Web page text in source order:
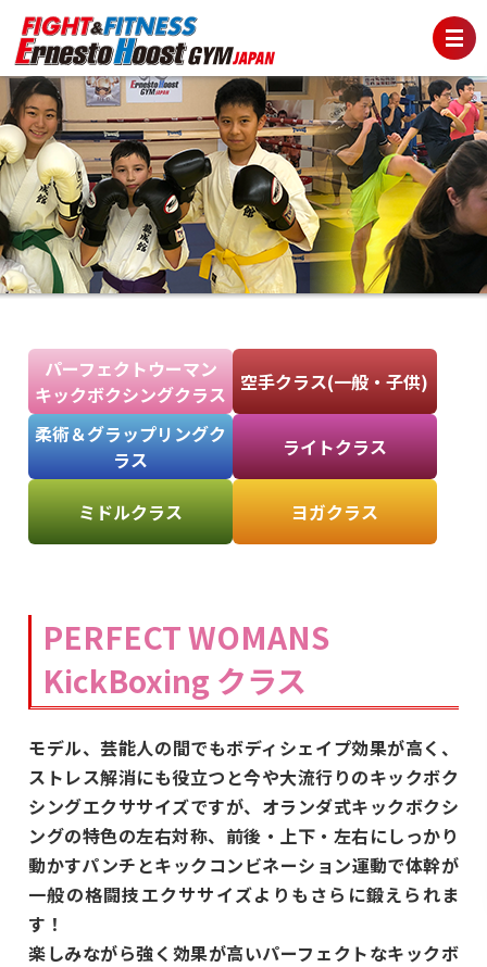
パーフェクトウーマン
キックボクシングクラス
空手クラス(一般・子供)
柔術＆グラップリングク
ラス
ライトクラス
ミドルクラス ヨガクラス
PERFECT WOMANS
KickBoxing クラス
モデル、芸能人の間でもボディシェイプ効果が高く、
ストレス解消にも役立つと今や大流行りのキックボク
シングエクササイズですが、オランダ式キックボクシ
ングの特色の左右対称、前後・上下・左右にしっかり
動かすパンチとキックコンビネーション運動で体幹が
一般の格闘技エクササイズよりもさらに鍛えられま
す！
楽しみながら強く効果が高いパーフェクトなキックボ